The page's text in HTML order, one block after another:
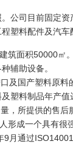
公司目前固定
塑料配件及汽车
筑面积50000㎡
辅助设备。
国产塑料原
塑料制品年产值
，所提供的售
成一个具有
月通过ISO14001